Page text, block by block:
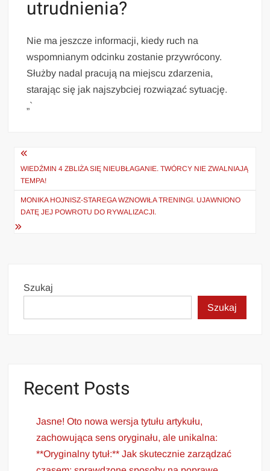
utrudnienia?
Nie ma jeszcze informacji, kiedy ruch na
wspomnianym odcinku zostanie przywrócony.
Służby nadal pracują na miejscu zdarzenia,
starając się jak najszybciej rozwiązać sytuację.
„`
Nawigacja
wpisu
WIEDŹMIN 4 ZBLIŻA SIĘ NIEUBŁAGANIE. TWÓRCY NIE ZWALNIAJĄ
TEMPA!
MONIKA HOJNISZ-STAREGA WZNOWIŁA TRENINGI. UJAWNIONO
DATĘ JEJ POWROTU DO RYWALIZACJI.
Szukaj
Szukaj
Recent Posts
Jasne! Oto nowa wersja tytułu artykułu,
zachowująca sens oryginału, ale unikalna:
**Oryginalny tytuł:** Jak skutecznie zarządzać